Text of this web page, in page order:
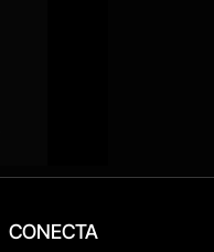
CONECTA